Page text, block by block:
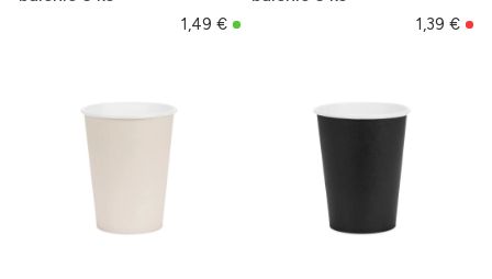
1,49 € 1,39 €